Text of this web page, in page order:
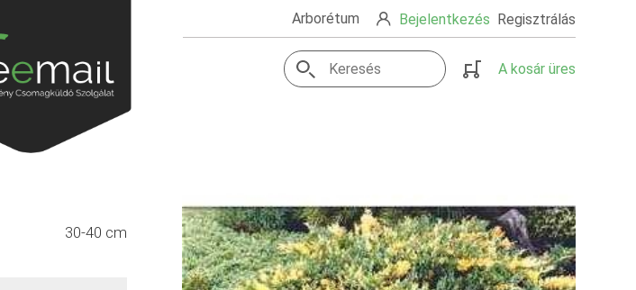
Arborétum Bejelentkezés Regisztrálás
A kosár üres
30-40 cm